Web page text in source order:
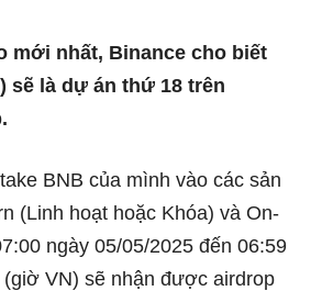
mới nhất, Binance cho biết
sẽ là dự án thứ 18 trên
BNB của mình vào các sản
(Linh hoạt hoặc Khóa) và On-
ngày 05/05/2025 đến 06:59
(giờ VN) sẽ nhận được airdrop